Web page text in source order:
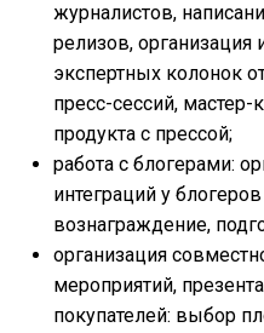
журналистов,
релизов, организация
экспертных колонок
пресс-сессий, мастер-
продукта с прессой;
работа с блогерами:
интеграций у
вознаграждение,
организация
мероприятий,
покупателей: выбор